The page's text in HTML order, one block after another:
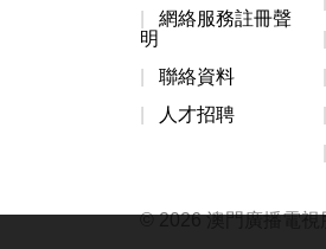
網絡服務註冊聲
明
聯絡資料
人才招聘
© 2026 澳門廣播電視